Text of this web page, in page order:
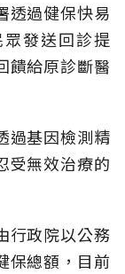
透過健保快易
發送回診提
饋給原診斷醫
過基因檢測精
受無效治療的
行政院以公務
保總額，目前